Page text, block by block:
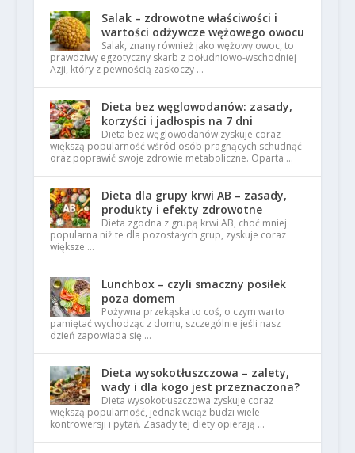
Salak – zdrowotne właściwości i
wartości odżywcze wężowego owocu
Salak, znany również jako wężowy owoc, to
prawdziwy egzotyczny skarb z południowo-wschodniej
Azji, który z pewnością zaskoczy …
Dieta bez węglowodanów: zasady,
korzyści i jadłospis na 7 dni
Dieta bez węglowodanów zyskuje coraz
większą popularność wśród osób pragnących schudnąć
oraz poprawić swoje zdrowie metaboliczne. Oparta …
Dieta dla grupy krwi AB – zasady,
produkty i efekty zdrowotne
Dieta zgodna z grupą krwi AB, choć mniej
popularna niż te dla pozostałych grup, zyskuje coraz
większe …
Lunchbox – czyli smaczny posiłek
poza domem
Pożywna przekąska to coś, o czym warto
pamiętać wychodząc z domu, szczególnie jeśli nasz
dzień zapowiada się …
Dieta wysokotłuszczowa – zalety,
wady i dla kogo jest przeznaczona?
Dieta wysokotłuszczowa zyskuje coraz
większą popularność, jednak wciąż budzi wiele
kontrowersji i pytań. Zasady tej diety opierają …